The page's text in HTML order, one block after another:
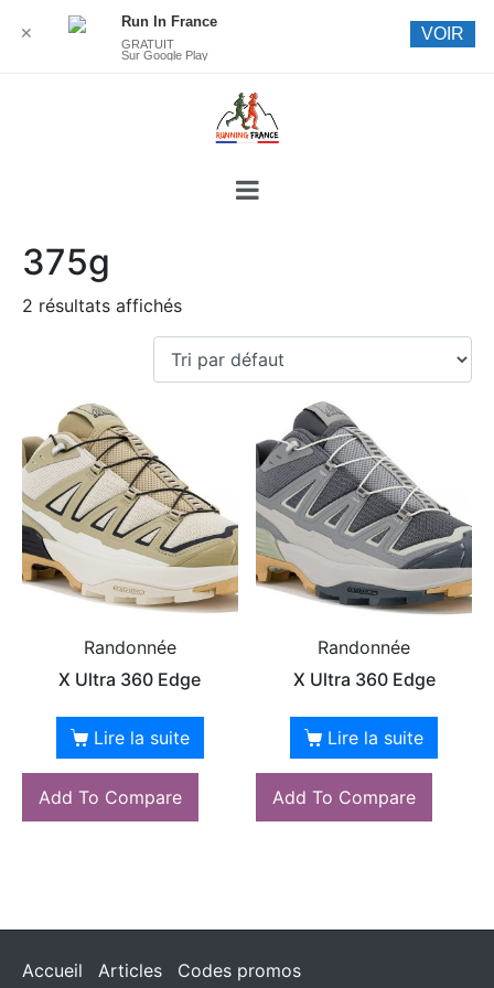
375g
2 résultats affichés
Randonnée
X Ultra 360 Edge
Lire la suite
Add To Compare
Randonnée
X Ultra 360 Edge
Lire la suite
Add To Compare
Accueil Articles
Codes promos
✕
Run In France
GRATUIT
Sur Google Play
VOIR